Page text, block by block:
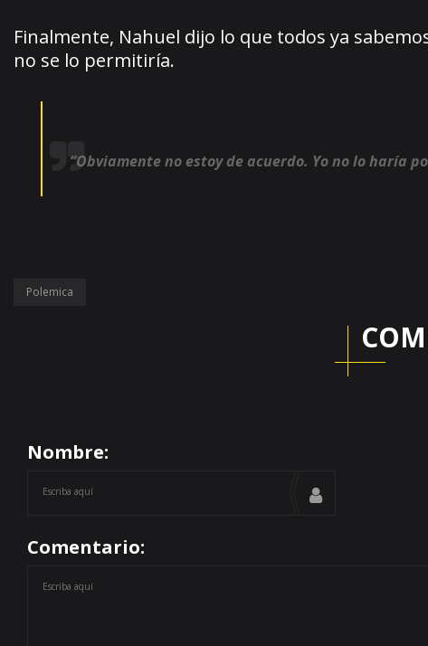
Finalmente, Nahuel dijo lo que todos ya
no se lo permitiría.
“Obviamente no estoy de acuerdo. Yo no lo haría
Polemica
Nombre:
Comentario: